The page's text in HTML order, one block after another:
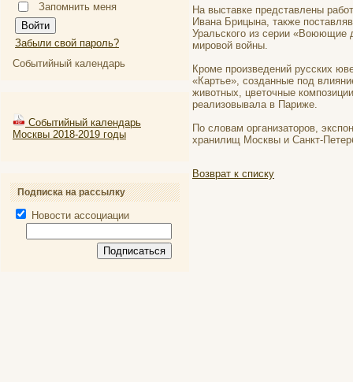
Запомнить меня
Забыли свой пароль?
Событийный календарь
Событийный календарь
Москвы 2018-2019 годы
Подписка на рассылку
Новости ассоциации
На выставке представлены
Ивана Брицына, также
Уральского из серии «Воюющие
мировой войны.
Кроме произведений русских
«Картье», созданные под
животных, цветочные
реализовывала в Париже.
По словам организаторов,
хранилищ Москвы и Санкт-
Возврат к списку